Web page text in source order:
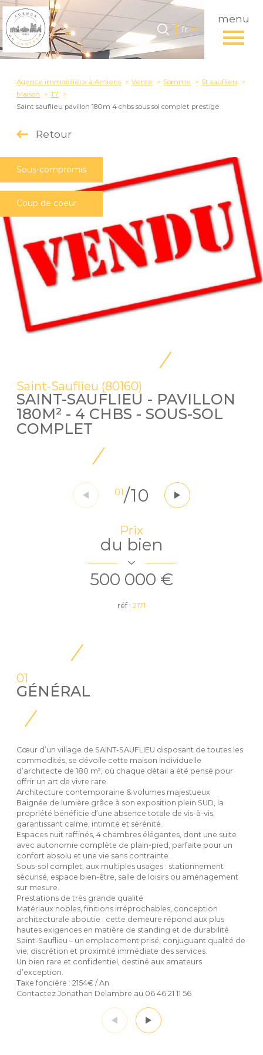
menu
Langue
fr
Accueil
Langue
fr
Agence immobilière à Amiens Vente Somme
St sauflieu
Maison
T7
Saint sauflieu pavillon 180m 4 chbs sous sol complet prestige
Retour
Sous-compromis
Coup de coeur
Saint-Sauflieu (80160)
SAINT-SAUFLIEU - PAVILLON
180M² - 4 CHBS - SOUS-SOL
COMPLET
01/10
Prix
du bien
500 000 €
réf : 2171
01
GÉNÉRAL
Cœur d’un village de SAINT-SAUFLIEU disposant de toutes les
commodités, se dévoile cette maison individuelle
d’architecte de 180 m², où chaque détail a été pensé pour
offrir un art de vivre rare.
Architecture contemporaine & volumes majestueux
Baignée de lumière grâce à son exposition plein SUD, la
propriété bénéficie d’une absence totale de vis-à-vis,
garantissant calme, intimité et sérénité.
Espaces nuit raffinés, 4 chambres élégantes, dont une suite
avec autonomie complète de plain-pied, parfaite pour un
confort absolu et une vie sans contrainte.
Sous-sol complet, aux multiples usages : stationnement
sécurisé, espace bien-être, salle de loisirs ou aménagement
sur mesure.
Prestations de très grande qualité
Matériaux nobles, finitions irréprochables, conception
architecturale aboutie : cette demeure répond aux plus
hautes exigences en matière de standing et de durabilité.
Saint-Sauflieu – un emplacement prisé, conjuguant qualité de
vie, discrétion et proximité immédiate des services.
Un bien rare et confidentiel, destiné aux amateurs
d’exception.
Taxe fonciére : 2154€ / An
Contactez Jonathan Delambre au 06 46 21 11 56